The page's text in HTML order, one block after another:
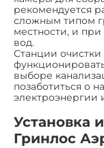
рекомендуется
сложным типом
местности, и
вод.
Станции
выборе
позаботиться о
электроэнергии
Установка
Гринлос